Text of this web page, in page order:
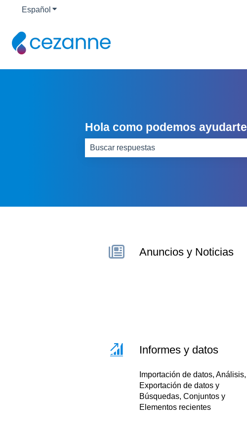
Español Traducciones de Mostrar submenú de
Hola como podemos ayudarte
Anuncios y Noticias
Informes y datos
Importación de datos, Análisis,
Exportación de datos y
Búsquedas, Conjuntos y
Elementos recientes